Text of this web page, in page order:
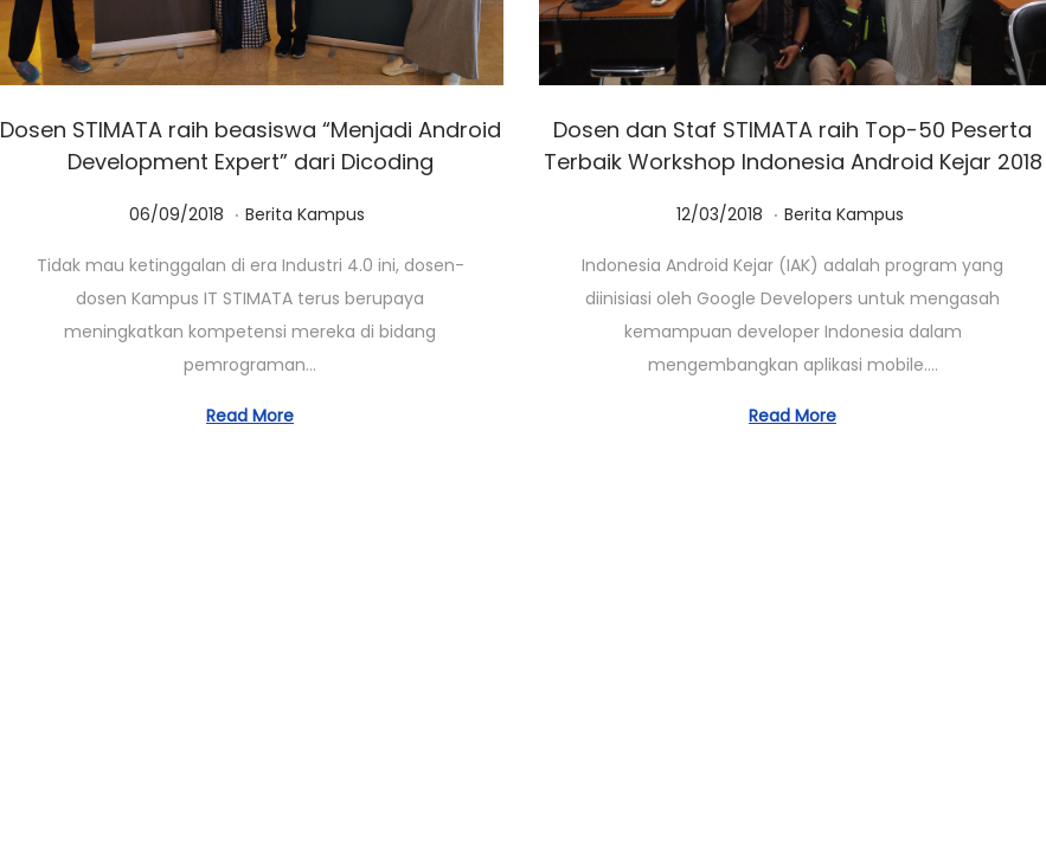
Dosen STIMATA raih beasiswa “Menjadi Android
Development Expert” dari Dicoding
Posted on
06/09/2018 0
/
0
3
/
2
. Posted in
Berita Kampus
Tidak mau ketinggalan di era Industri 4.0 ini, dosen-
dosen Kampus IT STIMATA terus berupaya
meningkatkan kompetensi mereka di bidang
pemrograman…
Read More
Dosen dan Staf STIMATA raih Top-50 Peserta
Terbaik Workshop Indonesia Android Kejar 2018
Posted on
12/03/2018 0
/
0
3
/
2
. Posted in
Berita Kampus
Indonesia Android Kejar (IAK) adalah program yang
diinisiasi oleh Google Developers untuk mengasah
kemampuan developer Indonesia dalam
mengembangkan aplikasi mobile….
Read More